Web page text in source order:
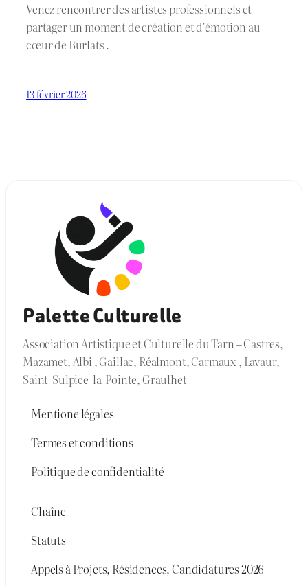
Venez rencontrer des artistes professionnels et
partager un moment de création et d’émotion au
cœur de Burlats .
13 février 2026
Palette Culturelle
Association Artistique et Culturelle du Tarn – Castres,
Mazamet, Albi , Gaillac, Réalmont, Carmaux , Lavaur,
Saint-Sulpice-la-Pointe, Graulhet
Mentione légales
Termes et conditions
Politique de confidentialité
Chaîne
Statuts
Appels à Projets, Résidences, Candidatures 2026